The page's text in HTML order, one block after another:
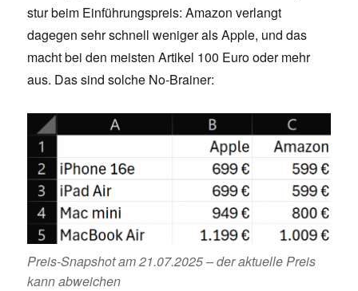
stur beim Einführungspreis: Amazon verlangt
dagegen sehr schnell weniger als Apple, und das
macht bei den meisten Artikel 100 Euro oder mehr
aus. Das sind solche No-Brainer:
Preis-Snapshot am 21.07.2025 – der aktuelle Preis
kann abweichen